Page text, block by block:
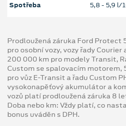
Spotřeba 5,8 ‐ 5,9 l/
Prodloužená záruka Ford Protect
pro osobní vozy, vozy řady
200 000 km pro modely Transit,
Custom se spalovacím motorem,
pro vůz E-Transit a řadu Custom
vysokonapěťový akumulátor a
vozů platí prodloužená záruka 8
Doba nebo km: Vždy platí, co
bonus uváděn s DPH.